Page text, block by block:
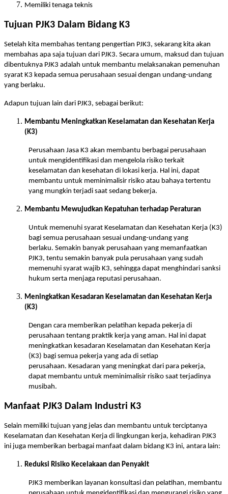
Memiliki tenaga teknis
Tujuan PJK3 Dalam Bidang K3
Setelah kita membahas tentang pengertian PJK3, sekarang kita akan
membahas apa saja tujuan dari PJK3. Secara umum, maksud dan tujuan
dibentuknya PJK3 adalah untuk membantu melaksanakan pemenuhan
syarat K3 kepada semua perusahaan sesuai dengan undang-undang
yang berlaku.
Adapun tujuan lain dari PJK3, sebagai berikut:
Membantu Meningkatkan Keselamatan dan Kesehatan Kerja
(K3)
Perusahaan Jasa K3 akan membantu berbagai perusahaan
untuk mengidentifikasi dan mengelola risiko terkait
keselamatan dan kesehatan di lokasi kerja. Hal ini, dapat
membantu untuk meminimalisir risiko atau bahaya tertentu
yang mungkin terjadi saat sedang bekerja.
Membantu Mewujudkan Kepatuhan terhadap Peraturan
Untuk memenuhi syarat Keselamatan dan Kesehatan Kerja (K3)
bagi semua perusahaan sesuai undang-undang yang
berlaku. Semakin banyak perusahaan yang memanfaatkan
PJK3, tentu semakin banyak pula perusahaan yang sudah
memenuhi syarat wajib K3, sehingga dapat menghindari sanksi
hukum serta menjaga reputasi perusahaan.
Meningkatkan Kesadaran Keselamatan dan Kesehatan Kerja
(K3)
Dengan cara memberikan pelatihan kepada pekerja di
perusahaan tentang praktik kerja yang aman. Hal ini dapat
meningkatkan kesadaran Keselamatan dan Kesehatan Kerja
(K3) bagi semua pekerja yang ada di setiap
perusahaan. Kesadaran yang meningkat dari para pekerja,
dapat membantu untuk meminimalisir risiko saat terjadinya
musibah.
Manfaat PJK3 Dalam Industri K3
Selain memiliki tujuan yang jelas dan membantu untuk terciptanya
Keselamatan dan Kesehatan Kerja di lingkungan kerja, kehadiran PJK3
ini juga memberikan berbagai manfaat dalam bidang K3 ini, antara lain:
Reduksi Risiko Kecelakaan dan Penyakit
PJK3 memberikan layanan konsultasi dan pelatihan, membantu